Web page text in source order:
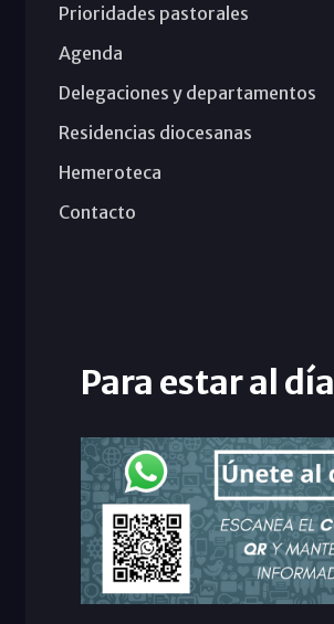
Prioridades pastorales
Agenda
Delegaciones y departamentos
Residencias diocesanas
Hemeroteca
Contacto
Para estar al día